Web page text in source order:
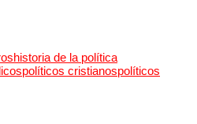
historia de la política
políticos cristianospolíticos